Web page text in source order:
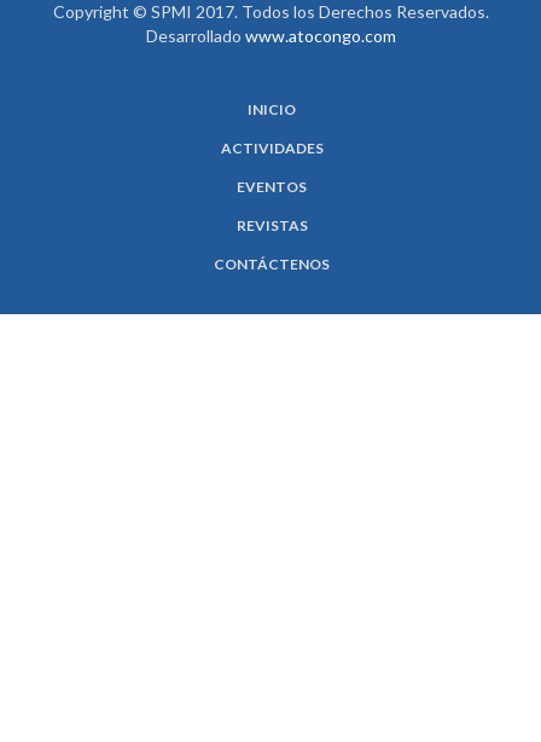
Copyright © SPMI 2017. Todos los Derechos Reservados.
Desarrollado www.atocongo.com
INICIO
ACTIVIDADES
EVENTOS
REVISTAS
CONTÁCTENOS